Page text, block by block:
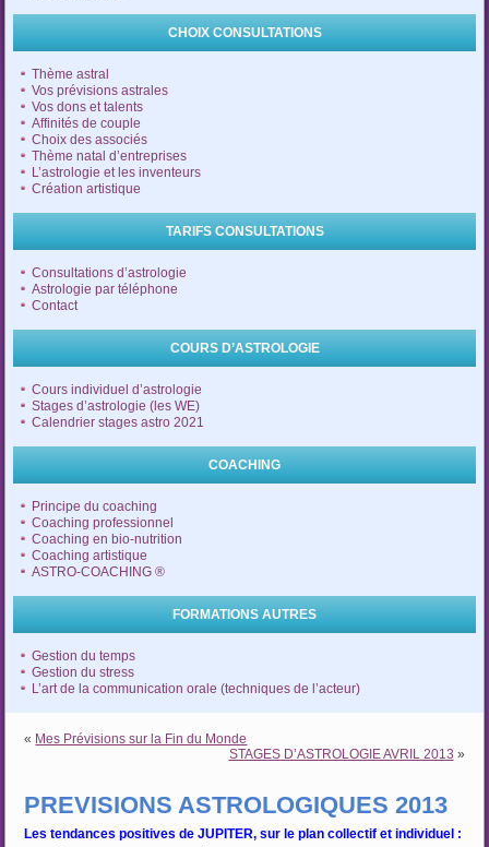
CHOIX CONSULTATIONS
Thème astral
Vos prévisions astrales
Vos dons et talents
Affinités de couple
Choix des associés
Thème natal d’entreprises
L’astrologie et les inventeurs
Création artistique
TARIFS CONSULTATIONS
Consultations d’astrologie
Astrologie par téléphone
Contact
COURS D’ASTROLOGIE
Cours individuel d’astrologie
Stages d’astrologie (les WE)
Calendrier stages astro 2021
COACHING
Principe du coaching
Coaching professionnel
Coaching en bio-nutrition
Coaching artistique
ASTRO-COACHING ®
FORMATIONS AUTRES
Gestion du temps
Gestion du stress
L’art de la communication orale (techniques de l’acteur)
« Mes Prévisions sur la Fin du Monde
STAGES D’ASTROLOGIE AVRIL 2013 »
PREVISIONS ASTROLOGIQUES 2013
Les tendances positives de JUPITER, sur le plan collectif et individuel :